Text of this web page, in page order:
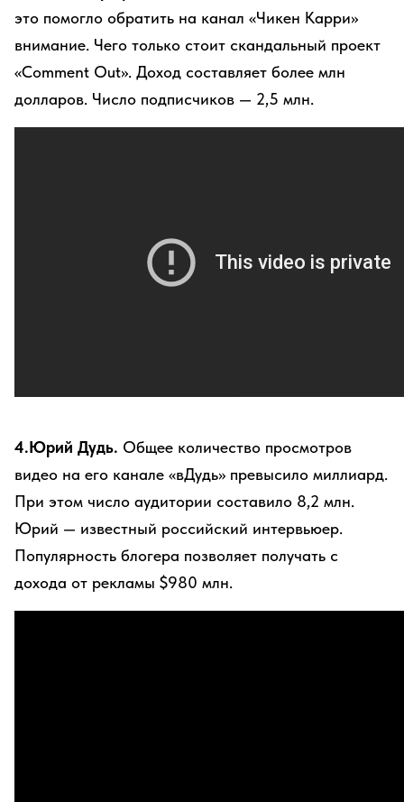
это помогло обратить на канал «Чикен Карри»
внимание. Чего только стоит скандальный проект
«Comment Out». Доход составляет более млн
долларов. Число подписчиков — 2,5 млн.
4.Юрий Дудь. Общее количество просмотров
видео на его канале «вДудь» превысило миллиард.
При этом число аудитории составило 8,2 млн.
Юрий — известный российский интервьюер.
Популярность блогера позволяет получать с
дохода от рекламы $980 млн.